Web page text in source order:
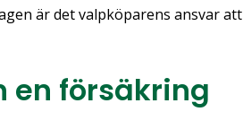
är det valpköparens ansvar att
en försäkring